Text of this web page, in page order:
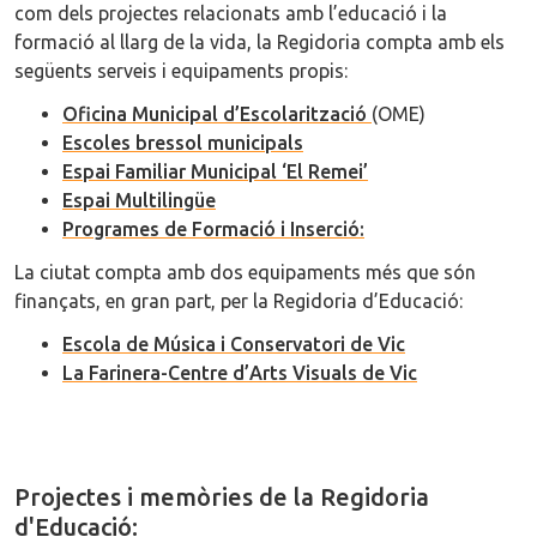
com dels projectes relacionats amb l’educació i la
formació al llarg de la vida, la Regidoria compta amb els
següents serveis i equipaments propis:
Oficina Municipal d’Escolarització (OME)
Escoles bressol municipals
Espai Familiar Municipal ‘El Remei’
Espai Multilingüe
Programes de Formació i Inserció:
La ciutat compta amb dos equipaments més que són
finançats, en gran part, per la Regidoria d’Educació:
Escola de Música i Conservatori de Vic
La Farinera-Centre d’Arts Visuals de Vic
Projectes i memòries de la Regidoria
d'Educació: